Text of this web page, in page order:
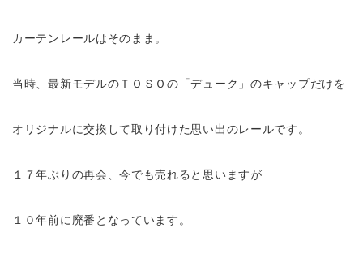
カーテンレールはそのまま。
当時、最新モデルのＴＯＳＯの「デューク」のキャップだけを
オリジナルに交換して取り付けた思い出のレールです。
１７年ぶりの再会、今でも売れると思いますが
１０年前に廃番となっています。